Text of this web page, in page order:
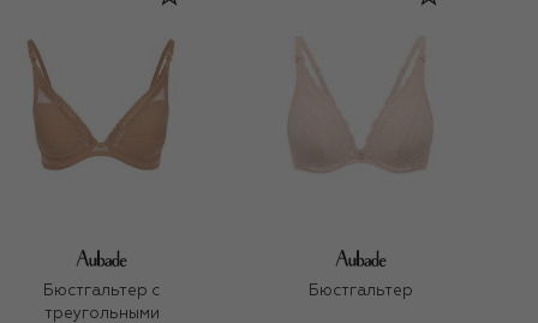
Бюстгальтер с
треугольными
Бюстгальтер